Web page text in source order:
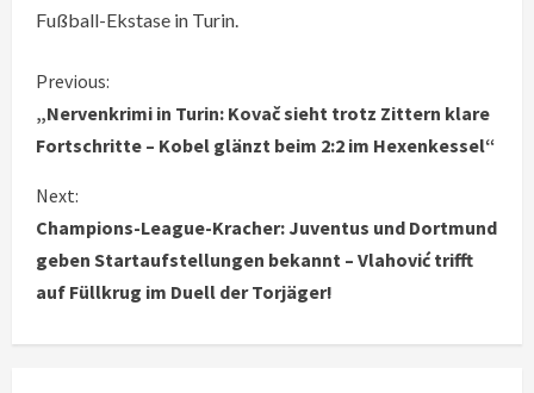
Fußball-Ekstase in Turin.
C
o
n
t
i
n
Previous:
„Nervenkrimi in Turin: Kovač sieht trotz Zittern klare
Fortschritte – Kobel glänzt beim 2:2 im Hexenkessel“
Next:
Champions-League-Kracher: Juventus und Dortmund
geben Startaufstellungen bekannt – Vlahović trifft
auf Füllkrug im Duell der Torjäger!